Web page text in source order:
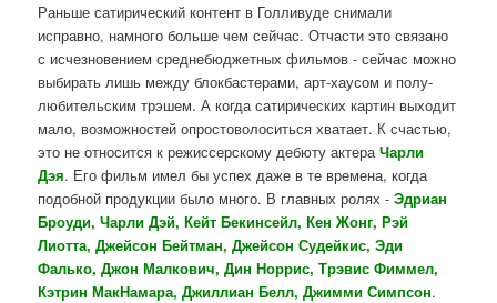
Раньше сатирический контент в Голливуде снимали
исправно, намного больше чем сейчас. Отчасти это связано
с исчезновением среднебюджетных фильмов - сейчас можно
выбирать лишь между блокбастерами, арт-хаусом и полу-
любительским трэшем. А когда сатирических картин выходит
мало, возможностей опростоволоситься хватает. К счастью,
это не относится к режиссерскому дебюту актераЧарли
Дэя. Его фильм имел бы успех даже в те времена, когда
подобной продукции было много. В главных ролях -Эдриан
Броуди, Чарли Дэй, Кейт Бекинсейл, Кен Жонг, Рэй
Лиотта, Джейсон Бейтман, Джейсон Судейкис, Эди
Фалько, Джон Малкович, Дин Норрис, Трэвис Фиммел,
Кэтрин МакНамара, Джиллиан Белл, Джимми Симпсон.